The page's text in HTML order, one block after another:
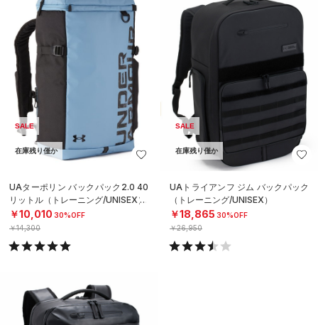
SALE
在庫残り僅か
UAターポリン バックパック2.0 40
リットル（トレーニング/UNISEX）
￥10,010 30%OFF
￥14,300
SALE
在庫残り僅か
UAトライアンフ ジム バックパック
（トレーニング/UNISEX）
￥18,865 30%OFF
￥26,950